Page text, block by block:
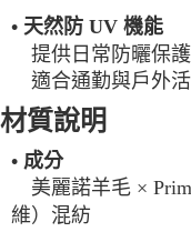
• 天然防 UV 機能
提供日常防曬保護
適合通勤與戶外
材質說明
• 成分
美麗諾羊毛 ×
維）混紡